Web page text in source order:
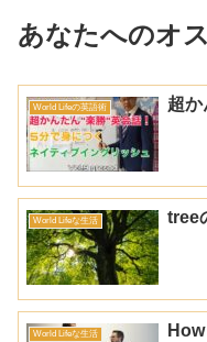
あなたへのオ
World Lifeの英語術 超
World Lifeな生活 tree
World Lifeな生活